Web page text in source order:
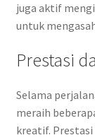
juga aktif
untuk
Prestasi
Selama
meraih
kreatif.